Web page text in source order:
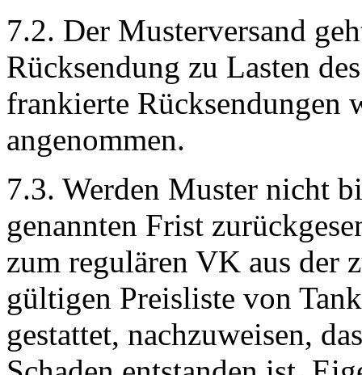
7.2. Der Musterversand
Rücksendung zu Lasten
frankierte Rücksendungen
angenommen.
7.3. Werden Muster nicht
genannten Frist
zum regulären VK aus der
gültigen Preisliste von
gestattet, nachzuweisen,